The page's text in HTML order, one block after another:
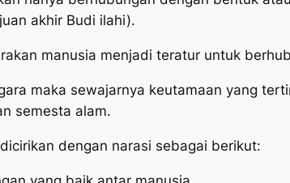
akhir Budi ilahi).
manusia menjadi teratur untuk
maka sewajarnya keutamaan yang
semesta alam.
dengan narasi sebagai berikut: